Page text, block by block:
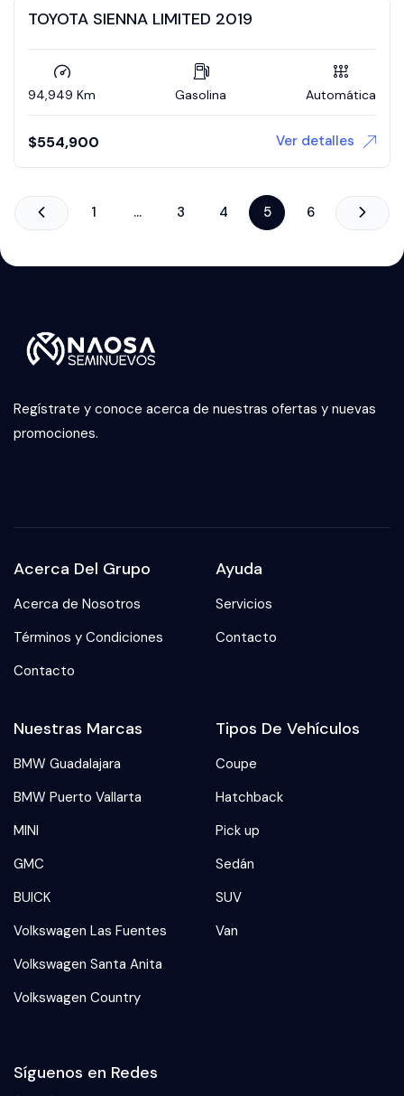
TOYOTA SIENNA LIMITED 2019
94,949 Km Gasolina Automática
$554,900 Ver detalles
1 … 3 4 5 6
Regístrate y conoce acerca de nuestras ofertas y nuevas
promociones.
Acerca Del Grupo
Acerca de Nosotros
Términos y Condiciones
Contacto
Ayuda
Servicios
Contacto
Nuestras Marcas
BMW Guadalajara
BMW Puerto Vallarta
MINI
GMC
BUICK
Volkswagen Las Fuentes
Volkswagen Santa Anita
Volkswagen Country
Tipos De Vehículos
Coupe
Hatchback
Pick up
Sedán
SUV
Van
Síguenos en Redes